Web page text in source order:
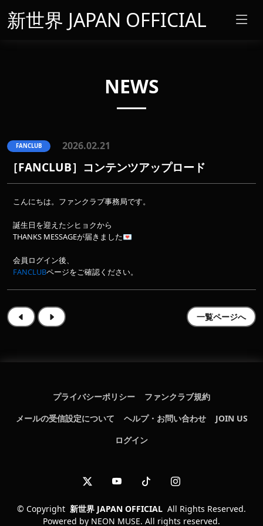
新世界 JAPAN OFFICIAL
NEWS
FANCLUB 2026.02.21
［FANCLUB］コンテンツアップロード
こんにちは。ファンクラブ事務局です。
誕生日を迎えたシヒョクから
THANKS MESSAGEが届きました💌
会員ログイン後、
FANCLUBページをご確認ください。
一覧ページへ
プライバシーポリシー
ファンクラブ規約
メールの受信設定について
ヘルプ・お問い合わせ
JOIN US
ログイン
© Copyright 新世界 JAPAN OFFICIAL All Rights Reserved.
Powered by NEON MUSE. All rights reserved.